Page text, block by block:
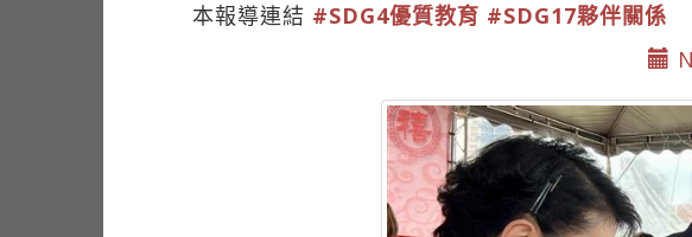
本報導連結 #SDG4優質教育 #SDG17夥伴關係